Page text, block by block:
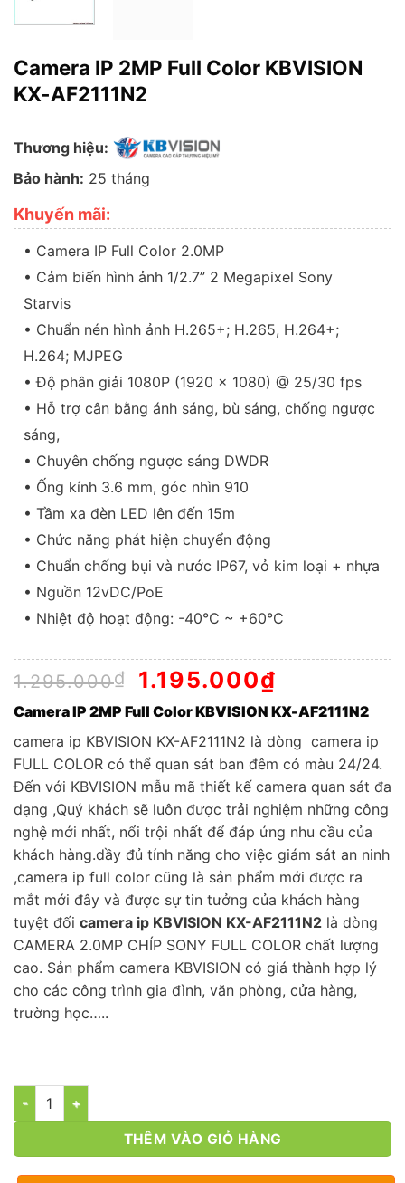
Camera IP 2MP Full Color KBVISION
KX-AF2111N2
Thương hiệu:
Bảo hành: 25 tháng
Khuyến mãi:
• Camera IP Full Color 2.0MP
• Cảm biến hình ảnh 1/2.7” 2 Megapixel Sony
Starvis
• Chuẩn nén hình ảnh H.265+; H.265, H.264+;
H.264; MJPEG
• Độ phân giải 1080P (1920 × 1080) @ 25/30 fps
• Hỗ trợ cân bằng ánh sáng, bù sáng, chống ngược
sáng,
• Chuyên chống ngược sáng DWDR
• Ống kính 3.6 mm, góc nhìn 910
• Tầm xa đèn LED lên đến 15m
• Chức năng phát hiện chuyển động
• Chuẩn chống bụi và nước IP67, vỏ kim loại + nhựa
• Nguồn 12vDC/PoE
• Nhiệt độ hoạt động: -40°C ~ +60°C
1.295.000₫
Giá
gốc
là:
1.295.000₫.
1.195.000₫
tại
là:
1.195.000₫.
Camera IP 2MP Full Color KBVISION KX-AF2111N2
camera ip KBVISION KX-AF2111N2 là dòng camera ip
FULL COLOR có thể quan sát ban đêm có màu 24/24.
Đến với KBVISION mẫu mã thiết kế camera quan sát đa
dạng ,Quý khách sẽ luôn được trải nghiệm những công
nghệ mới nhất, nổi trội nhất để đáp ứng nhu cầu của
khách hàng.dầy đủ tính năng cho việc giám sát an ninh
,camera ip full color cũng là sản phẩm mới được ra
mắt mới đây và được sự tin tưởng của khách hàng
tuyệt đối camera ip KBVISION KX-AF2111N2 là dòng
CAMERA 2.0MP CHÍP SONY FULL COLOR chất lượng
cao. Sản phẩm camera KBVISION có giá thành hợp lý
cho các công trình gia đình, văn phòng, cửa hàng,
trường học…..
Số lượng
THÊM VÀO GIỎ HÀNG